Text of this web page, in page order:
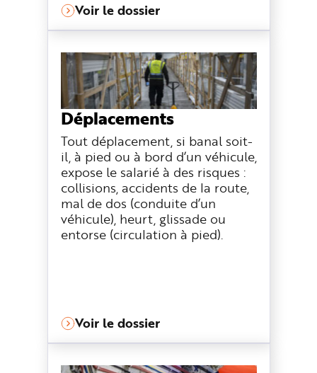
Voir le dossier
Déplacements
Tout déplacement, si banal soit-
il, à pied ou à bord d’un véhicule,
expose le salarié à des risques :
collisions, accidents de la route,
mal de dos (conduite d’un
véhicule), heurt, glissade ou
entorse (circulation à pied).
Voir le dossier